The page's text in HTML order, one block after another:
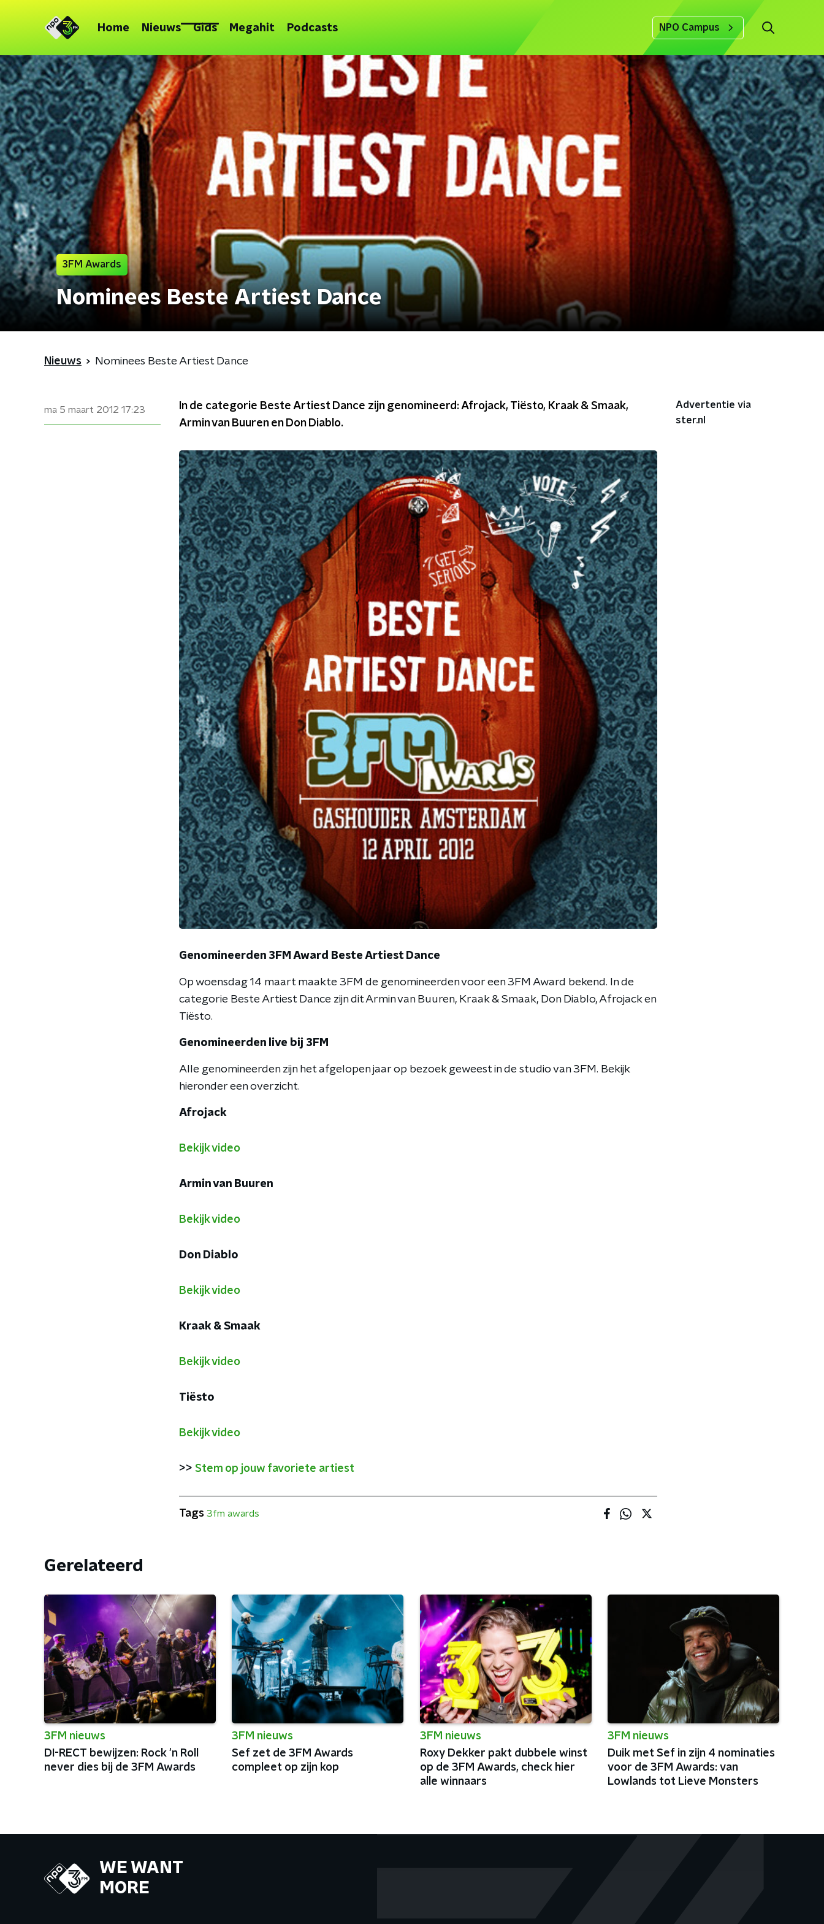
Home Nieuws Gids Megahit Podcasts NPO Campus
3FM Awards
Nominees Beste Artiest Dance
Nieuws Nominees Beste Artiest Dance
ma 5 maart 2012 17:23
In de categorie Beste Artiest Dance zijn genomineerd: Afrojack, Tiësto, Kraak & Smaak,
Armin van Buuren en Don Diablo.
Genomineerden 3FM Award Beste Artiest Dance
Op woensdag 14 maart maakte 3FM de genomineerden voor een 3FM Award bekend. In de
categorie Beste Artiest Dance zijn dit Armin van Buuren, Kraak & Smaak, Don Diablo, Afrojack en
Tiësto.
Genomineerden live bij 3FM
Alle genomineerden zijn het afgelopen jaar op bezoek geweest in de studio van 3FM. Bekijk
hieronder een overzicht.
Afrojack
Bekijk video
Armin van Buuren
Bekijk video
Don Diablo
Bekijk video
Kraak & Smaak
Bekijk video
Tiësto
Bekijk video
>> Stem op jouw favoriete artiest
Advertentie via
ster.nl
Tags 3fm awards
Gerelateerd
3FM nieuws
DI-RECT bewijzen: Rock 'n Roll
never dies bij de 3FM Awards
3FM nieuws
Sef zet de 3FM Awards
compleet op zijn kop
3FM nieuws
Roxy Dekker pakt dubbele winst
op de 3FM Awards, check hier
alle winnaars
3FM nieuws
Duik met Sef in zijn 4 nominaties
voor de 3FM Awards: van
Lowlands tot Lieve Monsters
WE WANT
MORE